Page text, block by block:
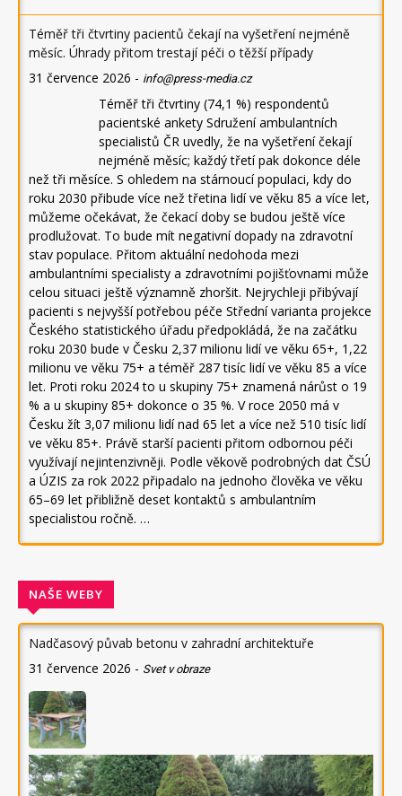
Téměř tři čtvrtiny pacientů čekají na vyšetření nejméně
měsíc. Úhrady přitom trestají péči o těžší případy
31 července 2026 - info@press-media.cz
Téměř tři čtvrtiny (74,1 %) respondentů
pacientské ankety Sdružení ambulantních
specialistů ČR uvedly, že na vyšetření čekají
nejméně měsíc; každý třetí pak dokonce déle
než tři měsíce. S ohledem na stárnoucí populaci, kdy do
roku 2030 přibude více než třetina lidí ve věku 85 a více let,
můžeme očekávat, že čekací doby se budou ještě více
prodlužovat. To bude mít negativní dopady na zdravotní
stav populace. Přitom aktuální nedohoda mezi
ambulantními specialisty a zdravotními pojišťovnami může
celou situaci ještě významně zhoršit. Nejrychleji přibývají
pacienti s nejvyšší potřebou péče Střední varianta projekce
Českého statistického úřadu předpokládá, že na začátku
roku 2030 bude v Česku 2,37 milionu lidí ve věku 65+, 1,22
milionu ve věku 75+ a téměř 287 tisíc lidí ve věku 85 a více
let. Proti roku 2024 to u skupiny 75+ znamená nárůst o 19
% a u skupiny 85+ dokonce o 35 %. V roce 2050 má v
Česku žít 3,07 milionu lidí nad 65 let a více než 510 tisíc lidí
ve věku 85+. Právě starší pacienti přitom odbornou péči
využívají nejintenzivněji. Podle věkově podrobných dat ČSÚ
a ÚZIS za rok 2022 připadalo na jednoho člověka ve věku
65–69 let přibližně deset kontaktů s ambulantním
specialistou ročně. …
NAŠE WEBY
Nadčasový půvab betonu v zahradní architektuře
31 července 2026 - Svet v obraze